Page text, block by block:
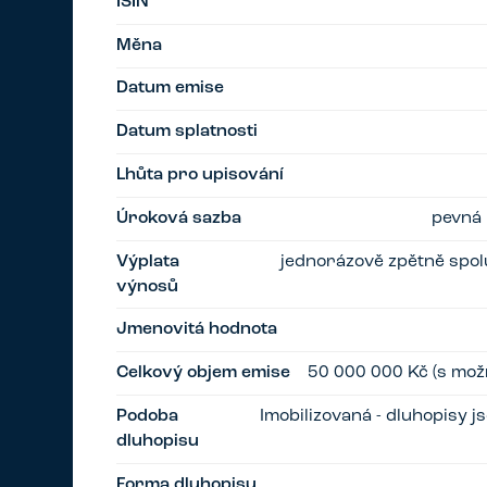
Měna
Datum emise
Datum splatnosti
Lhůta pro upisování
Úroková sazba pevná
Výplata
výnosů
jednorázově zpětně
Jmenovitá hodnota
Celkový objem emise 50 000 000 Kč (s
Podoba
dluhopisu
Imobilizovaná - dluhopisy